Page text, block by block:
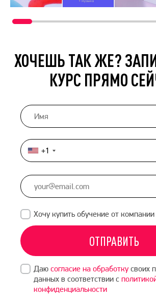
ХОЧЕШЬ ТАК ЖЕ?
КУРС ПРЯМО
United
States
+1
+1
Хочу купить обучение от компании
ОТПРАВИТЬ
Даю согласие на обработкусвоих
данных в соответствии с
конфиденциальности